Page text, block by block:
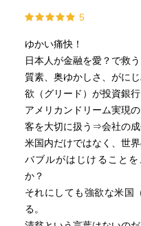
5
ゆかい痛快！
日本人が金融を愛？で救う
質素、奥ゆかしさ、がに
欲（グリード）が投資銀
アメリカンドリーム実現の
客を大切に扱う⇒会社の
米国内だけではなく、世
バブルがはじけること
か？
それにしても強欲な米国
る。